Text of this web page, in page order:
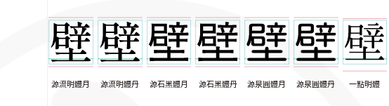
源流明體月 源流明體丹 源石黑體月 源石黑體丹 源泉圓體月 源泉圓體丹 一點明體